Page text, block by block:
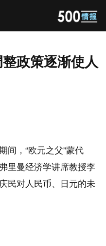
政策逐渐使人
间，“欧元之父”蒙代
里曼经济学讲席教授李
民对人民币、日元的未